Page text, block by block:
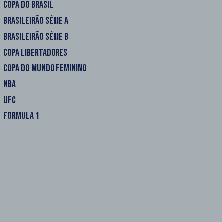
COPA DO BRASIL
BRASILEIRÃO SÉRIE A
BRASILEIRÃO SÉRIE B
COPA LIBERTADORES
COPA DO MUNDO FEMININO
NBA
UFC
FÓRMULA 1